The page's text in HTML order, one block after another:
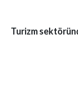
Turizm